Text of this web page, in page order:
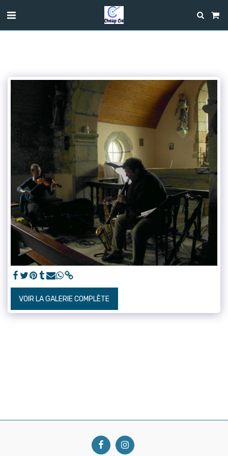
VOIR LA GALERIE COMPLÈTE